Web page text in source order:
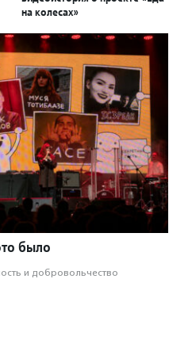
на колесах»
было
и доброволь­чест­во